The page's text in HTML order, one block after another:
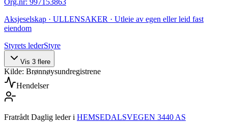
Org.nr: 997153863
Aksjeselskap · ULLENSAKER · Utleie av egen eller leid fast
eiendom
Styrets lederStyre
Vis 3 flere
Kilde: Brønnøysundregistrene
Hendelser
Fratrådt Daglig lederi HEMSEDALSVEGEN 3440 AS